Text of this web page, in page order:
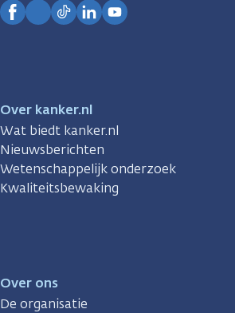
Over kanker.nl
Wat biedt kanker.nl
Nieuwsberichten
Wetenschappelijk onderzoek
Kwaliteitsbewaking
Over ons
De organisatie